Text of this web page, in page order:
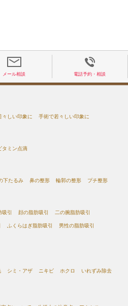
メール相談 電話予約・相談
々しい印象に 手術で若々しい印象に
タミン点滴
下たるみ 鼻の整形 輪郭の整形 プチ整形
吸引 顔の脂肪吸引 二の腕脂肪吸引
ふくらはぎ脂肪吸引 男性の脂肪吸引
シミ・アザ ニキビ ホクロ いれずみ除去